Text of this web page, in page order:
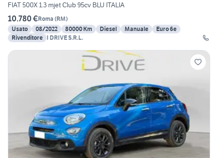
FIAT 500X 1.3 mjet Club 95cv BLU ITALIA
10.780 €Roma (RM)
Usato
08/2022 80000 Km Diesel Manuale
Euro 6e
Rivenditore I DRIVE S.R.L.